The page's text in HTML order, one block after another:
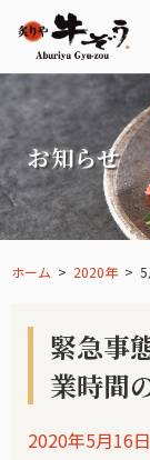
お知らせ
ホーム 2020年 5
緊急事
業時間
2020年5月16日